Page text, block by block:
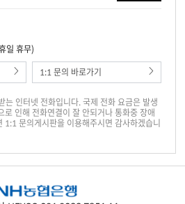
일 휴무)
1:1 문의 바로가기
인터넷 전화입니다. 국제 전화 요금은 발생
로 인해 전화연결이 잘 안되거나 통화중 장애
1:1 문의게시판을 이용해주시면 감사하겠습니